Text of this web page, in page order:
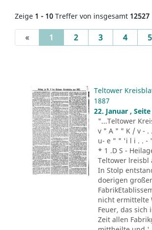
Zeige 1 - 10 Treffer von insgesamt 12527
« 1 (current)
2 3 4 5
Teltower
1887
22. Januar , Seite
"...Teltower
v " A " " K / v - .
u- e " " 'i l i . . -
* 1 .D S -
Teltower lreisbl
In Stolp
doerigen
nicht ermittelte
Feuer, das sich
Zeit allen